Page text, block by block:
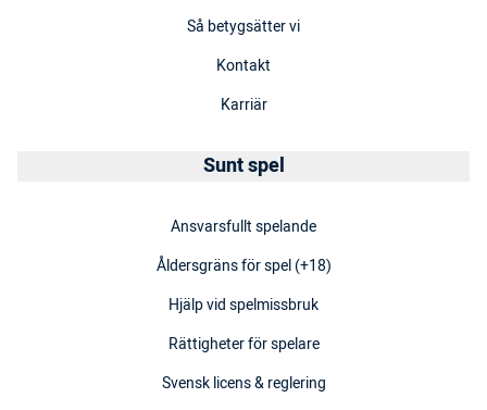
Så betygsätter vi
Kontakt
Karriär
Sunt spel
Ansvarsfullt spelande
Åldersgräns för spel (+18)
Hjälp vid spelmissbruk
Rättigheter för spelare
Svensk licens & reglering